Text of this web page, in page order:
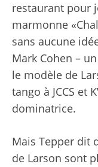
restaurant pour
marmonne
sans aucune
Mark Cohen –
le modèle de
tango à JCCS et
dominatrice.
Mais Tepper dit
de Larson sont